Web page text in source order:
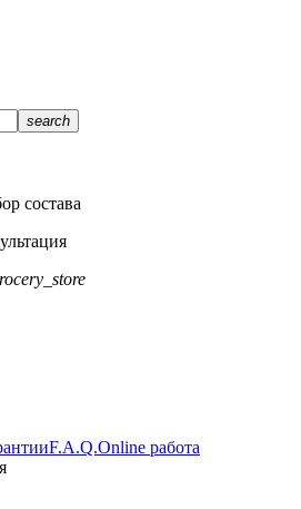
search
состава
F.A.Q.Online работа